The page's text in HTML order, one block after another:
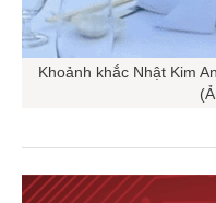
Khoảnh khắc Nhật Kim